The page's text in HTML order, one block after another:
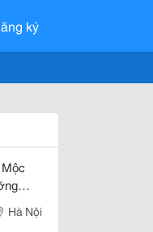
ký
Hà Nội